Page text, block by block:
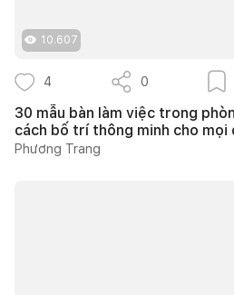
10.607
4 0
30 mẫu bàn làm việc trong
cách bố trí thông minh cho mọi
Phương Trang